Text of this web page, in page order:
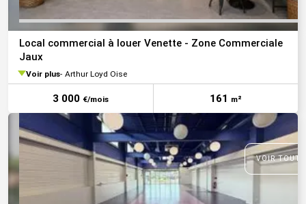
Local commercial à louer Venette - Zone Commerciale
Jaux
Voir plus Arthur Loyd Oise
3 000 €/mois 161 m²
VOIR